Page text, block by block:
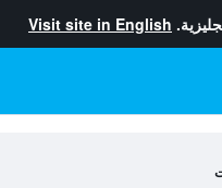
Visit site in English